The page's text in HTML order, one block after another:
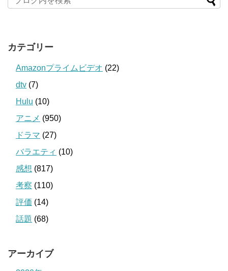
カテゴリー
Amazonプライムビデオ (22)
dtv (7)
Hulu (10)
アニメ (950)
ドラマ (27)
バラエティ (10)
感想 (817)
考察 (110)
評価 (14)
話題 (68)
アーカイブ